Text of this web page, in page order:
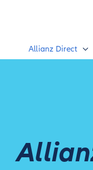
Allianz Direct